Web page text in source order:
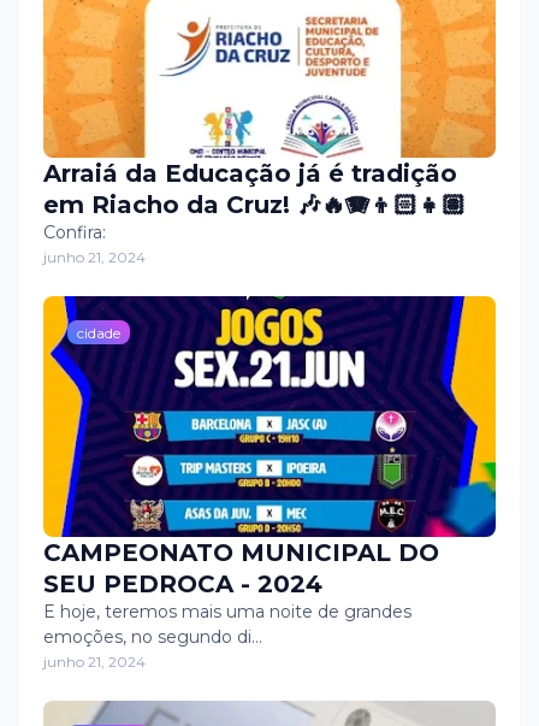
Arraiá da Educação já é tradição
em Riacho da Cruz! 🎶🔥🪗👦🏻👧🏽
Confira:
junho 21, 2024
cidade
CAMPEONATO MUNICIPAL DO
SEU PEDROCA - 2024
E hoje, teremos mais uma noite de grandes
emoções, no segundo di…
junho 21, 2024